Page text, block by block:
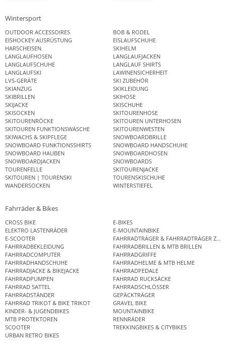
Wintersport
OUTDOOR ACCESSOIRES
BOB & RODEL
EISHOCKEY AUSRÜSTUNG
EISLAUFSCHUHE
HARSCHEISEN
SKIHELM
LANGLAUFHOSEN
LANGLAUFJACKEN
LANGLAUFSCHUHE
LANGLAUF SHIRTS
LANGLAUFSKI
LAWINENSICHERHEIT
LVS-GERÄTE
SKI ZUBEHÖR
SKIANZUG
SKIKLEIDUNG
SKIBRILLEN
SKIHOSE
SKIJACKE
SKISCHUHE
SKISOCKEN
SKITOURENHOSE
SKITOURENRÖCKE
SKITOUREN UNTERHOSEN
SKITOUREN FUNKTIONSWÄSCHE
SKITOURENWESTEN
SKIWACHS & SKIPFLEGE
SNOWBOARDBRILLE
SNOWBOARD FUNKTIONSSHIRTS
SNOWBOARD HANDSCHUHE
SNOWBOARD HAUBEN
SNOWBOARDHOSEN
SNOWBOARDJACKEN
SNOWBOARDS
TOURENFELLE
SKITOURENJACKE
SKITOUREN | TOURENSKI
TOURENSKISCHUHE
WANDERSOCKEN
WINTERSTIEFEL
Fahrräder & Bikes
CROSS BIKE
E-BIKES
ELEKTRO LASTENRÄDER
E-MOUNTAINBIKE
E-SCOOTER
FAHRRADTRÄGER & FAHRRADTRÄGER
FAHRRADBEKLEIDUNG
FAHRRADBRILLEN & MTB BRILLEN
FAHRRADCOMPUTER
FAHRRADGRIFFE
FAHRRADHANDSCHUHE
FAHRRADHELME & MTB HELME
FAHRRADJACKE & BIKEJACKE
FAHRRADPEDALE
FAHRRADPUMPEN
FAHRRAD RUCKSÄCKE
FAHRRAD SATTEL
FAHRRADSCHLÖSSER
FAHRRADSTÄNDER
GEPÄCKTRÄGER
FAHRRAD TRIKOT & BIKE TRIKOT
GRAVEL BIKE
KINDER- & JUGENDBIKES
MOUNTAINBIKE
MTB PROTEKTOREN
RENNRÄDER
SCOOTER
TREKKINGBIKES & CITYBIKES
URBAN RETRO BIKES